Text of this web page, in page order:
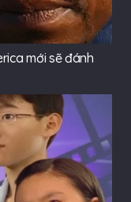
mới sẽ đánh